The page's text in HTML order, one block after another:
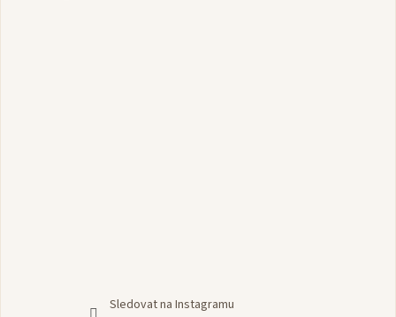
Sledovat na Instagramu